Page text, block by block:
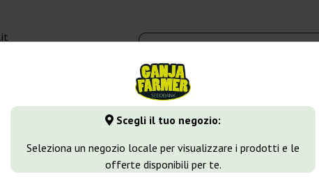
Scegli il tuo negozio:
Seleziona un negozio locale per visualizzare i prodotti e le
offerte disponibili per te.
- 16:00
Tipi di marijuana Altro